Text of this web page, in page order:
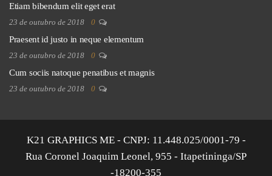
Etiam bibendum elit eget erat
23 de outubro de 2018 0
Praesent id justo in neque elementum
23 de outubro de 2018 0
Cum sociis natoque penatibus et magnis
23 de outubro de 2018 0
K21 GRAPHICS ME - CNPJ: 11.448.025/0001-79 -
Rua Coronel Joaquim Leonel, 955 - Itapetininga/SP
-18200-355